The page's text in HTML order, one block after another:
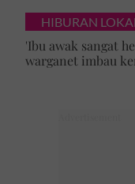
HIBURAN LOKAL
'Ibu awak sangat
warganet imbau